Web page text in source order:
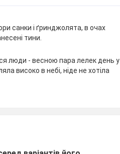
санки і ґринджолята, в очах
тини.
люди - весною пара лелек день у
високо в небі, ніде не хотіла